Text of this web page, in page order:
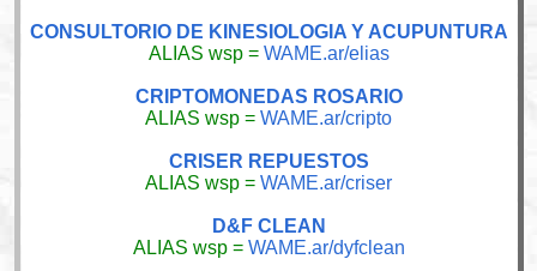
CONSULTORIO DE KINESIOLOGIA Y ACUPUNTURA
ALIAS wsp = WAME.ar/elias
CRIPTOMONEDAS ROSARIO
ALIAS wsp = WAME.ar/cripto
CRISER REPUESTOS
ALIAS wsp = WAME.ar/criser
D&F CLEAN
ALIAS wsp = WAME.ar/dyfclean